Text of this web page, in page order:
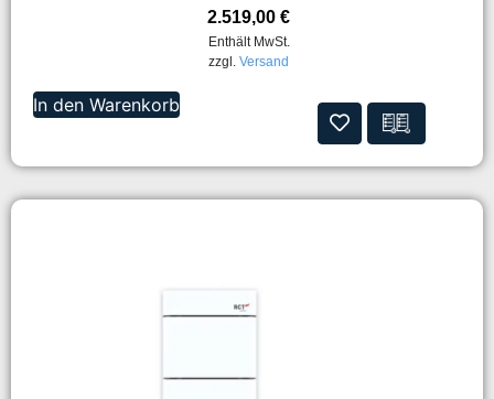
2.519,00 €
Enthält MwSt.
zzgl. Versand
In den Warenkorb